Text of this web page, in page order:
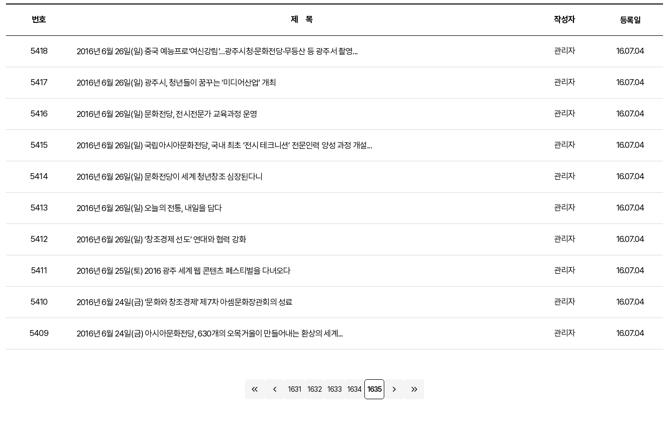
번호 제 목 작성자 등록일
5418 2016년 6월 26일(일) 중국 예능프로‘여신강림’…광주시청·문화전당·무등산 등 광주서 촬영... 관리자 16.07.04
5417 2016년 6월 26일(일) 광주시, 청년들이 꿈꾸는 ‘미디어산업’ 개최 관리자 16.07.04
5416 2016년 6월 26일(일) 문화전당, 전시전문가 교육과정 운영 관리자 16.07.04
5415 2016년 6월 26일(일) 국립아시아문화전당, 국내 최초 ‘전시 테크니션’ 전문인력 양성 과정 개설... 관리자 16.07.04
5414 2016년 6월 26일(일) 문화전당이 세계 청년창조 심장된다니 관리자 16.07.04
5413 2016년 6월 26일(일) 오늘의 전통, 내일을 담다 관리자 16.07.04
5412 2016년 6월 26일(일) ‘창조경제 선도’ 연대와 협력 강화 관리자 16.07.04
5411 2016년 6월 25일(토) 2016 광주 세계 웹 콘텐츠 페스티벌을 다녀오다 관리자 16.07.04
5410 2016년 6월 24일(금) '문화와 창조경제' 제7차 아셈문화장관회의 성료 관리자 16.07.04
5409 2016년 6월 24일(금) 아시아문화전당, 630개의 오목거울이 만들어내는 환상의 세계... 관리자 16.07.04
1631 1632 1633 1634 1635